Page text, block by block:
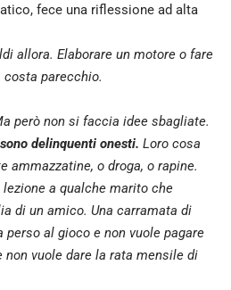
fece una riflessione ad alta
allora. Elaborare un motore o fare
parecchio.
però non si faccia idee sbagliate.
delinquenti onesti. Loro cosa
ammazzatine, o droga, o rapine.
a qualche marito che
di un amico. Una carramata di
perso al gioco e non vuole pagare
vuole dare la rata mensile di